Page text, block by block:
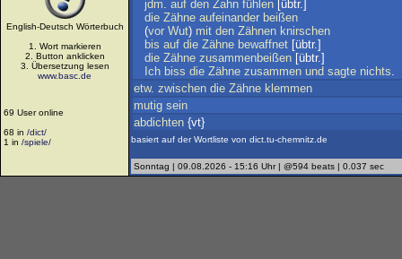
English-Deutsch Wörterbuch
1. Wort markieren
2. Button anklicken
3. Übersetzung lesen
www.basc.de
69 User online
68 in /dict/
1 in /spiele/
jdm. auf den Zahn fühlen [übtr.]
die Zähne aufeinander beißen
(vor Wut) mit den Zähnen knirschen
bis auf die Zähne bewaffnet [übtr.]
die Zähne zusammenbeißen [übtr.]
Ich biss die Zähne zusammen und sagte nichts.
etw. zwischen die Zähne klemmen
mutig sein
abdichten {vt}
basiert auf der Wortliste von dict.tu-chemnitz.de
Sonntag | 09.08.2026 - 15:16 Uhr | @594 beats | 0.037 sec